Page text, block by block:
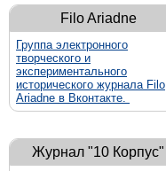
Filo Ariadne
Группа электронного
творческого и
экспериментального
исторического журнала Filo
Ariadne в Вконтакте.
Журнал "10 Корпус"